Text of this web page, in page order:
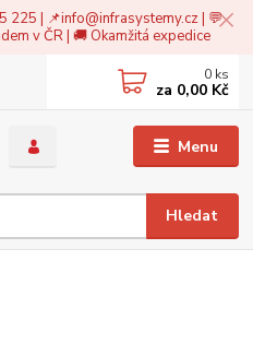
225 | 📌info@infrasystemy.cz| 💬
v ČR | 🚚 Okamžitá expedice
Menu
Hledat
0 ks
za 0,00 Kč